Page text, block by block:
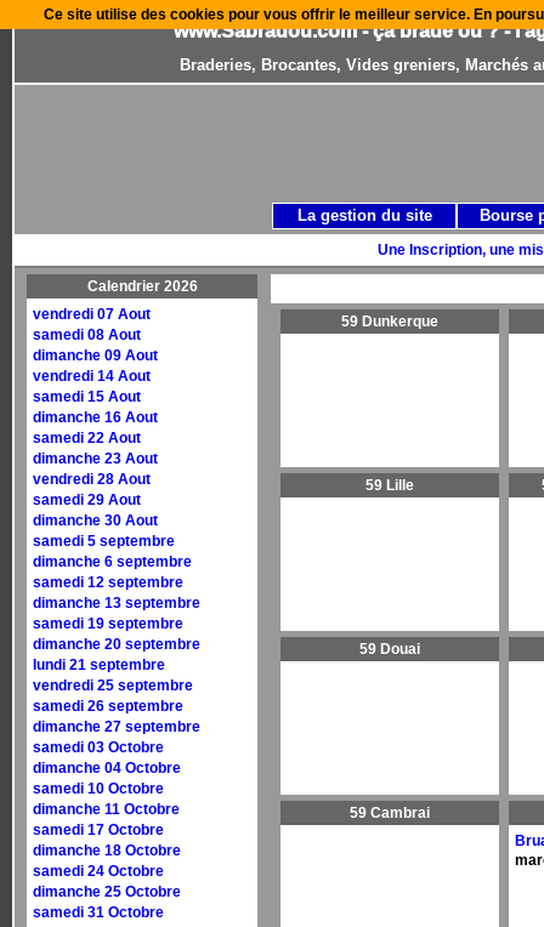
www.Sabradou.com - ça brade où ? -
Braderies, Brocantes, Vides greniers, Marchés
Une Inscription, une
Calendrier 2026
vendredi 07 Aout
samedi 08 Aout
dimanche 09 Aout
vendredi 14 Aout
samedi 15 Aout
dimanche 16 Aout
samedi 22 Aout
dimanche 23 Aout
vendredi 28 Aout
samedi 29 Aout
dimanche 30 Aout
samedi 5 septembre
dimanche 6 septembre
samedi 12 septembre
dimanche 13 septembre
samedi 19 septembre
dimanche 20 septembre
lundi 21 septembre
vendredi 25 septembre
samedi 26 septembre
dimanche 27 septembre
samedi 03 Octobre
dimanche 04 Octobre
samedi 10 Octobre
dimanche 11 Octobre
samedi 17 Octobre
dimanche 18 Octobre
samedi 24 Octobre
dimanche 25 Octobre
samedi 31 Octobre
59 Dunkerque
59 Lille
59 Douai
59 Cambrai
La gestion du site Bourse
Ce site utilise des cookies pour vous offrir le meilleur service. En